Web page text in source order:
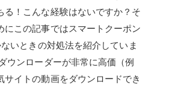
る！こんな経験はないですか？そ
にこの記事ではスマートクーポン
いときの対処法を紹介していま
ウンローダーが非常に高価（例
サイトの動画をダウンロードでき